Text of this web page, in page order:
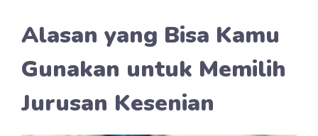
Alasan yang Bisa Kamu
Gunakan untuk Memilih
Jurusan Kesenian